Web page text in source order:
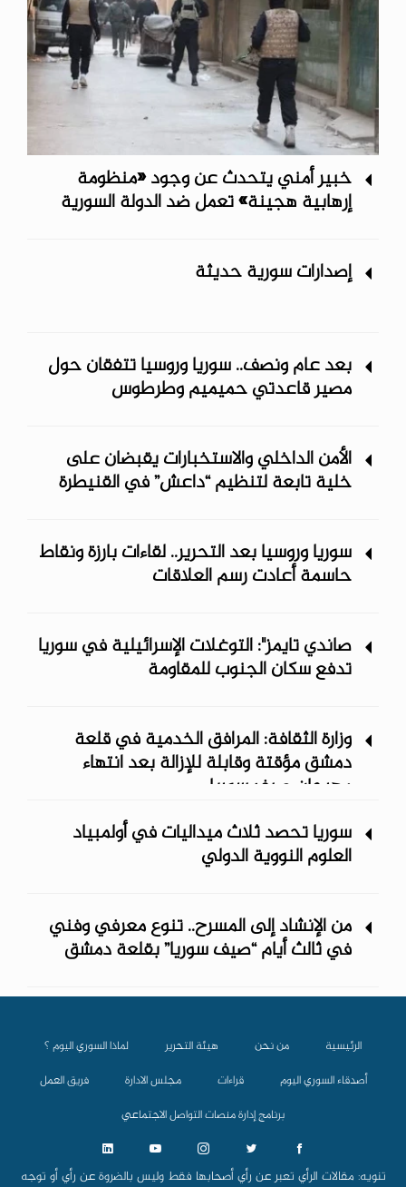
خبير أمني يتحدث عن وجود «منظومة
إرهابية هجينة» تعمل ضد الدولة السورية
إصدارات سورية حديثة
بعد عام ونصف.. سوريا وروسيا تتفقان حول
مصير قاعدتي حميميم وطرطوس
الأمن الداخلي والاستخبارات يقبضان على
خلية تابعة لتنظيم “داعش” في القنيطرة
سوريا وروسيا بعد التحرير.. لقاءات بارزة ونقاط
حاسمة أعادت رسم العلاقات
صاندي تايمز": التوغلات الإسرائيلية في سوريا
تدفع سكان الجنوب للمقاومة
وزارة الثقافة: المرافق الخدمية في قلعة
دمشق مؤقتة وقابلة للإزالة بعد انتهاء
مهرجان صيف سوريا
سوريا تحصد ثلاث ميداليات في أولمبياد
العلوم النووية الدولي
من الإنشاد إلى المسرح.. تنوع معرفي وفني
في ثالث أيام “صيف سوريا” ‏بقلعة دمشق
الرئيسية من نحن هيئة التحرير
لماذا السوري اليوم ؟
أصدقاء السوري اليوم
قراءات مجلس الادارة
فريق العمل
برنامج إدارة منصات التواصل الاجتماعي
تنويه: مقالات الرأي تعبر عن رأي أصحابها فقط وليس بالضروة عن رأي أو توجه